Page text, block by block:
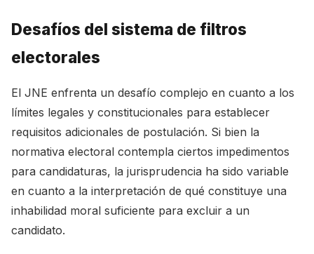
Desafíos del sistema de filtros
electorales
El JNE enfrenta un desafío complejo en cuanto a los
límites legales y constitucionales para establecer
requisitos adicionales de postulación. Si bien la
normativa electoral contempla ciertos impedimentos
para candidaturas, la jurisprudencia ha sido variable
en cuanto a la interpretación de qué constituye una
inhabilidad moral suficiente para excluir a un
candidato.